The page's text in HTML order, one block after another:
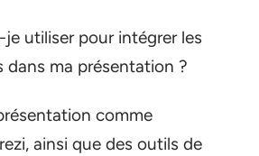
utiliser pour intégrer les
dans ma présentation ?
comme
ainsi que des outils de